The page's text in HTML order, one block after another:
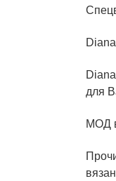
для
МОД